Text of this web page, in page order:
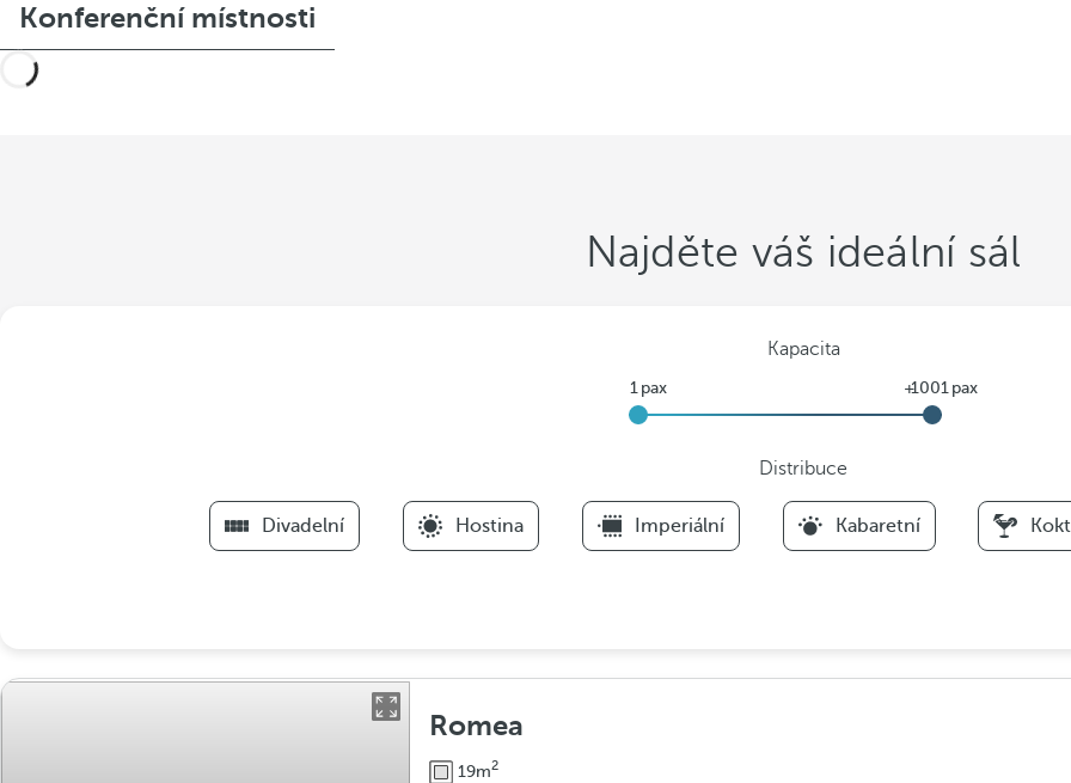
Konferenční místnosti
Najděte váš ideální sál
Kapacita
Distribuce
F
s
Divadelní Hostina Imperiální Kabaretní
Romea
19m2